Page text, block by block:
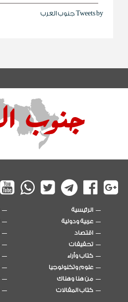
Tweets by جنوب العرب
الرئيسية
عربية ودولية
اقتصاد
تحقيقات
كتاب وأراء
علوم وتكنولوجيا
من هنا وهناك
كتاب المقالات